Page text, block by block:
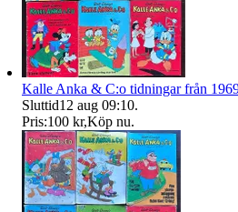
Kalle Anka & C:o tidningar från
Sluttid12 aug 09:10.
Pris:100 kr,Köp nu.